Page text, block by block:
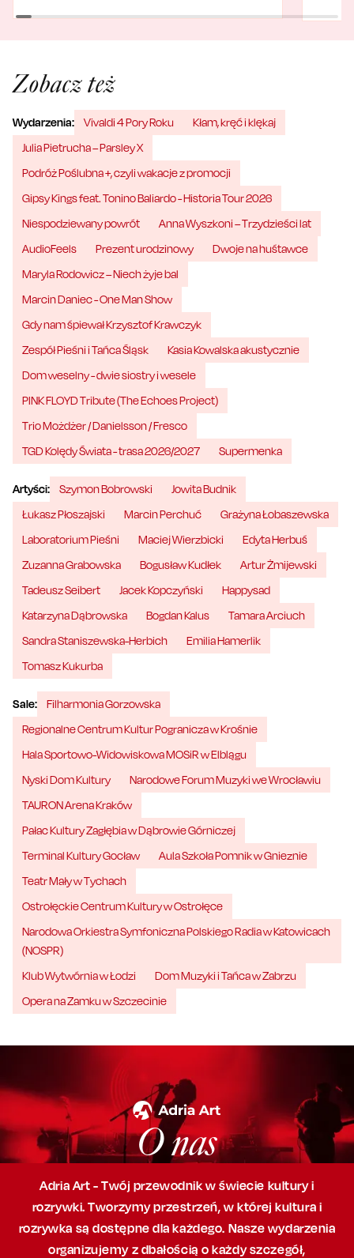
Zobacz też
Wydarzenia: Vivaldi 4 Pory Roku
Kłam, kręć i klękaj
Julia Pietrucha – Parsley X
Podróż Poślubna +, czyli wakacje z promocji
Gipsy Kings feat. Tonino Baliardo - Historia Tour 2026
Niespodziewany powrót
Anna Wyszkoni – Trzydzieści lat
AudioFeels
Prezent urodzinowy
Dwoje na huśtawce
Maryla Rodowicz – Niech żyje bal
Marcin Daniec - One Man Show
Gdy nam śpiewał Krzysztof Krawczyk
Zespół Pieśni i Tańca Śląsk
Kasia Kowalska akustycznie
Dom weselny - dwie siostry i wesele
PINK FLOYD Tribute (The Echoes Project)
Trio Możdżer / Danielsson / Fresco
TGD Kolędy Świata - trasa 2026/2027
Supermenka
Artyści: Szymon Bobrowski
Jowita Budnik
Łukasz Płoszajski
Marcin Perchuć
Grażyna Łobaszewska
Laboratorium Pieśni
Maciej Wierzbicki
Edyta Herbuś
Zuzanna Grabowska
Bogusław Kudłek
Artur Żmijewski
Tadeusz Seibert
Jacek Kopczyński
Happysad
Katarzyna Dąbrowska
Bogdan Kalus
Tamara Arciuch
Sandra Staniszewska-Herbich
Emilia Hamerlik
Tomasz Kukurba
Sale:
Filharmonia Gorzowska
Regionalne Centrum Kultur Pogranicza w Krośnie
Hala Sportowo-Widowiskowa MOSiR w Elblągu
Nyski Dom Kultury
Narodowe Forum Muzyki we Wrocławiu
TAURON Arena Kraków
Pałac Kultury Zagłębia w Dąbrowie Górniczej
Terminal Kultury Gocław
Aula Szkoła Pomnik w Gnieznie
Teatr Mały w Tychach
Ostrołęckie Centrum Kultury w Ostrołęce
Narodowa Orkiestra Symfoniczna Polskiego Radia w Katowicach
(NOSPR)
Klub Wytwórnia w Łodzi
Dom Muzyki i Tańca w Zabrzu
Opera na Zamku w Szczecinie
O nas
Adria Art - Twój przewodnik w świecie kultury i
rozrywki. Tworzymy przestrzeń,w której kultura i
rozrywka są dostępne dla każdego. Nasze wydarzenia
organizujemy z dbałością o każdy szczegół,